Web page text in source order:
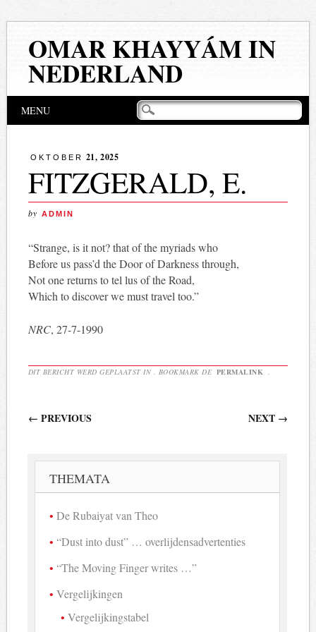
OMAR KHAYYÁM IN
NEDERLAND
Hoofdmenu
MENU
OKTOBER 21, 2025
FITZGERALD, E.
by ADMIN
“Strange, is it not? that of the myriads who
Before us pass’d the Door of Darkness through,
Not one returns to tel lus of the Road,
Which to discover we must travel too.”
NRC, 27-7-1990
DIT BERICHT WERD GEPLAATST IN . BOOKMARK DE PERMALINK
Berichtnavigatie
← PREVIOUS NEXT →
THEMATA
De Rubaiyat van Theo
“Dust into dust” … overlijdensadvertenties
“The Moving Finger writes …”
Vergelijkingen
Vergelijkingstabel